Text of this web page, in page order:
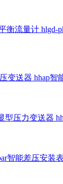
衡流量计 hlgd-
变送器 hhap智
型压力变送器
智能差压安装